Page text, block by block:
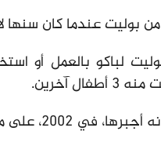
عندما كان سنها لا
لباكو بالعمل أو
آخرين.
2002، على ممارسة الدعارة.